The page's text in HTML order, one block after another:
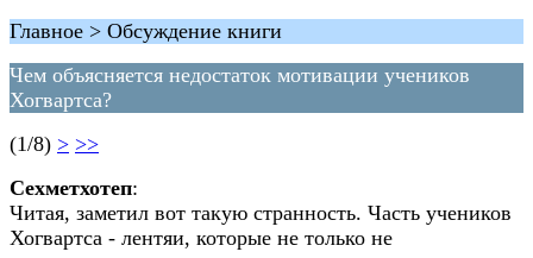
Главное > Обсуждение книги
Чем объясняется недостаток мотивации учеников
Хогвартса?
(1/8) > >>
Сехметхотеп:
Читая, заметил вот такую странность. Часть учеников
Хогвартса - лентяи, которые не только не